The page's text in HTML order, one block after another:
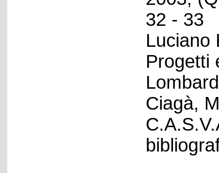
32 - 33
Luciano
Progetti
Ciagà,